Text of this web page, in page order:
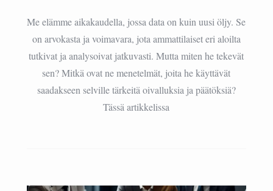
Me elämme aikakaudella, jossa data on kuin uusi öljy. Se
on arvokasta ja voimavara, jota ammattilaiset eri aloilta
tutkivat ja analysoivat jatkuvasti. Mutta miten he tekevät
sen? Mitkä ovat ne menetelmät, joita he käyttävät
saadakseen selville tärkeitä oivalluksia ja päätöksiä?
Tässä artikkelissa